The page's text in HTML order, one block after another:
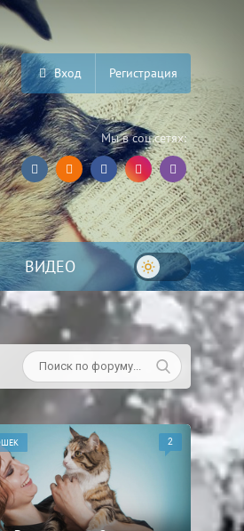
Вход Регистрация
Мы в соц.сетях:
ВИДЕО
2